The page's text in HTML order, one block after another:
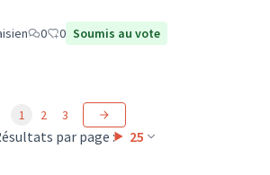
0 0 Soumis au vote
par page : 25
1 2 3